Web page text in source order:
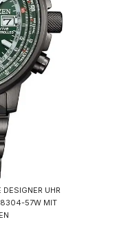
DESIGNER UHR
57W MIT